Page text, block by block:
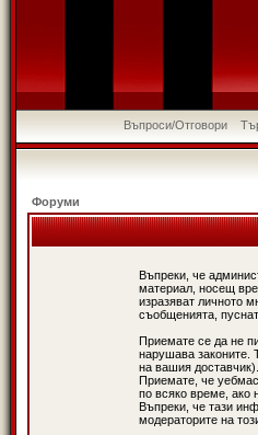
Въпроси/Отговори
Форуми
Въпреки, че
материал, носещ
изразяват личното
съобщенията,
Приемате се да не
нарушава законите.
на вашия
Приемате, че
по всяко време, ако
Въпреки, че тази
модераторите на